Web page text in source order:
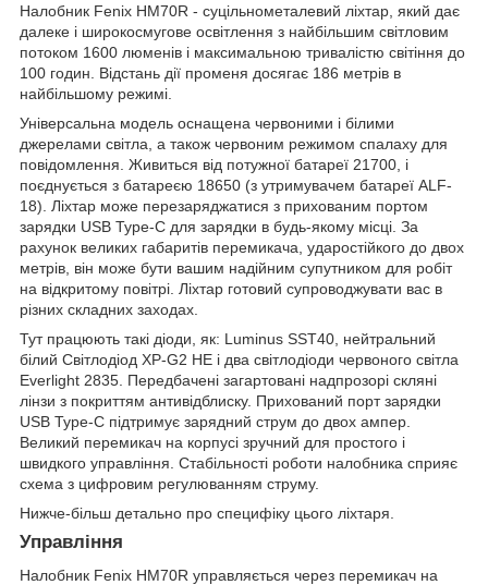
Налобник Fenix HM70R - суцільнометалевий ліхтар, який дає
далеке і широкосмугове освітлення з найбільшим світловим
потоком 1600 люменів і максимальною тривалістю світіння до
100 годин. Відстань дії променя досягає 186 метрів в
найбільшому режимі.
Універсальна модель оснащена червоними і білими
джерелами світла, а також червоним режимом спалаху для
повідомлення. Живиться від потужної батареї 21700, і
поєднується з батареєю 18650 (з утримувачем батареї ALF-
18). Ліхтар може перезаряджатися з прихованим портом
зарядки USB Type-C для зарядки в будь-якому місці. За
рахунок великих габаритів перемикача, ударостійкого до двох
метрів, він може бути вашим надійним супутником для робіт
на відкритому повітрі. Ліхтар готовий супроводжувати вас в
різних складних заходах.
Тут працюють такі діоди, як: Luminus SST40, нейтральний
білий Світлодіод XP-G2 HE і два світлодіоди червоного світла
Everlight 2835. Передбачені загартовані надпрозорі скляні
лінзи з покриттям антивідблиску. Прихований порт зарядки
USB Type-C підтримує зарядний струм до двох ампер.
Великий перемикач на корпусі зручний для простого і
швидкого управління. Стабільності роботи налобника сприяє
схема з цифровим регулюванням струму.
Нижче-більш детально про специфіку цього ліхтаря.
Управління
Налобник Fenix HM70R управляється через перемикач на